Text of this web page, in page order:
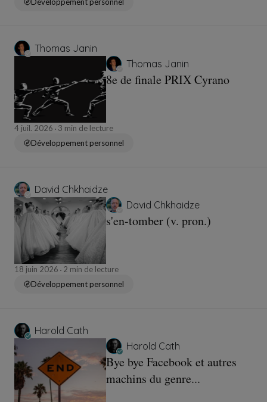
Thomas Janin
Thomas Janin
8e de finale PRIX Cyrano
4 juil. 2026
3 min de lecture
Développement personnel
David Chkhaidze
David Chkhaidze
s'en-tomber (v. pron.)
18 juin 2026
2 min de lecture
Développement personnel
Harold Cath
Harold Cath
Bye bye Facebook et autres
machins du genre...